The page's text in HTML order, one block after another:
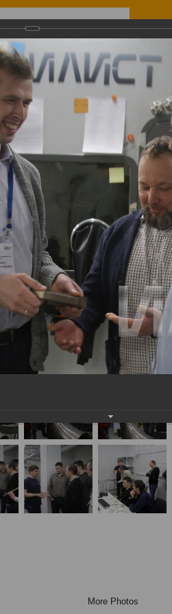
Projects
методам измерений и внедрению
современным
аддитивных технологий
университета совместно с
аддитивных технологий.
Менеджмент», ПАО «ОДК-
финансовой поддержке
More Photos